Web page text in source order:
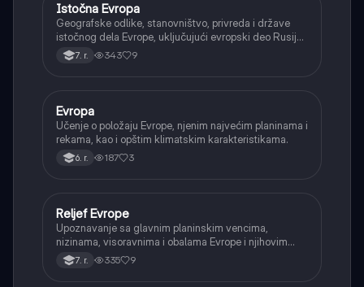
Geografija
Istočna Evropa
Geografske odlike, stanovništvo, privreda i države
istočnog dela Evrope, uključujući evropski deo Rusije,
Ukrajinu i Belorusiju.
7. r. 343 9
Geografija
Evropa
Učenje o položaju Evrope, njenim najvećim planinama i
rekama, kao i opštim klimatskim karakteristikama.
6. r. 187 3
Geografija
Reljef Evrope
Upoznavanje sa glavnim planinskim vencima,
nizinama, visoravnima i obalama Evrope i njihovim
nastankom.
7. r. 335 9